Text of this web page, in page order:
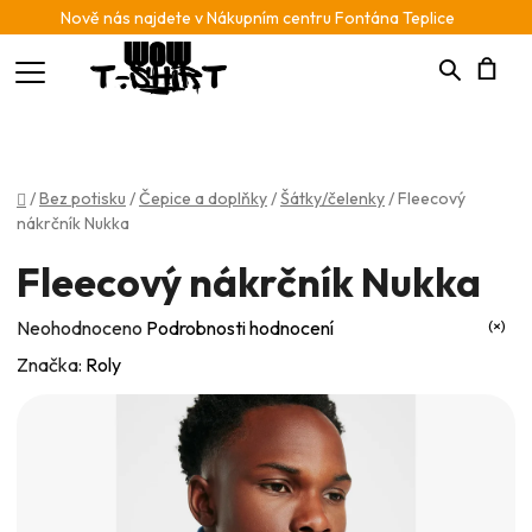
Nově nás najdete v Nákupním centru Fontána Teplice
Hledat
Domů
/Bez potisku /Čepice a doplňky/Šátky/čelenky/Fleecový
nákrčník Nukka
Fleecový nákrčník Nukka
Průměrné
hodnocení
Neohodnoceno Podrobnosti hodnocení
Značka: Roly